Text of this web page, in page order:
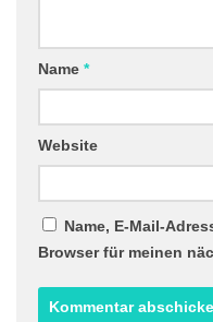
Name *
Website
Name, E-Mail-
Browser für meinen